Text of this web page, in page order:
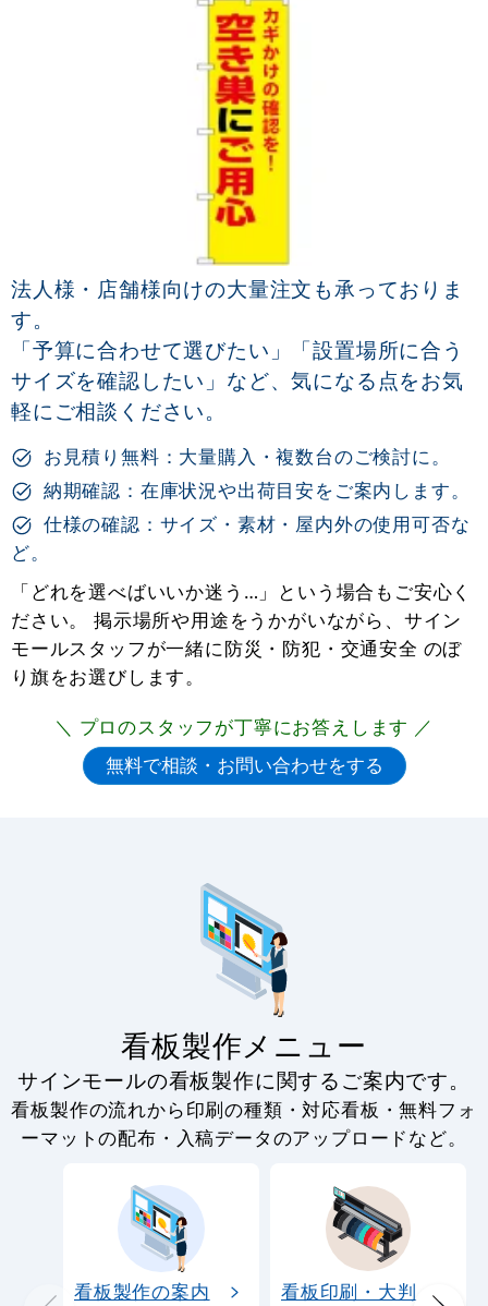
法人様・店舗様向けの大量注文も承っておりま
す。
「予算に合わせて選びたい」「設置場所に合う
サイズを確認したい」など、気になる点をお気
軽にご相談ください。
お見積り無料：大量購入・複数台のご検討に。
納期確認：在庫状況や出荷目安をご案内します。
仕様の確認：サイズ・素材・屋内外の使用可否な
ど。
「どれを選べばいいか迷う…」という場合もご安心く
ださい。 掲示場所や用途をうかがいながら、サイン
モールスタッフが一緒に防災・防犯・交通安全 のぼ
り旗をお選びします。
＼ プロのスタッフが丁寧にお答えします ／
看板製作メニュー
サインモールの看板製作に関するご案内です。
看板製作の流れから印刷の種類・対応看板・無料フォ
ーマットの配布・入稿データのアップロードなど。
看板製作の案内
看板印刷・大判